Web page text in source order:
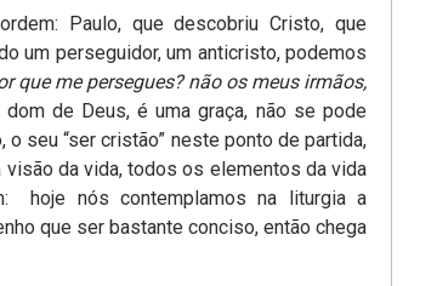
Paulo, que descobriu Cristo, que
um perseguidor, um anticristo, podemos
que me persegues? não os meus irmãos,
de Deus, é uma graça, não se pode
seu “ser cristão” neste ponto de partida,
da vida, todos os elementos da vida
hoje nós contemplamos na liturgia a
que ser bastante conciso, então chega